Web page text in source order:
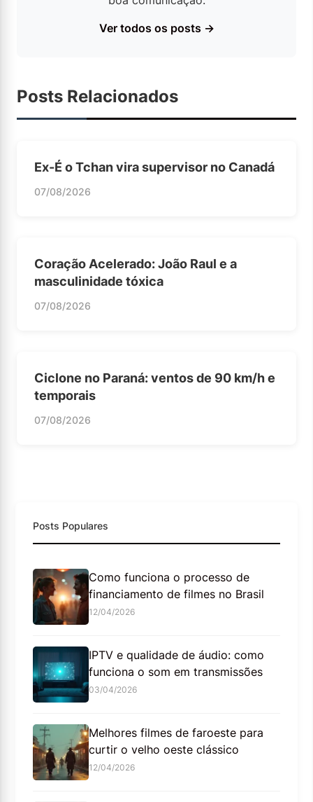
Ver todos os posts →
Posts Relacionados
Ex-É o Tchan vira supervisor no Canadá
07/08/2026
Coração Acelerado: João Raul e a
masculinidade tóxica
07/08/2026
Ciclone no Paraná: ventos de 90 km/h e
temporais
07/08/2026
Posts Populares
Como funciona o processo de
financiamento de filmes no Brasil
12/04/2026
IPTV e qualidade de áudio: como
funciona o som em transmissões
03/04/2026
Melhores filmes de faroeste para
curtir o velho oeste clássico
12/04/2026